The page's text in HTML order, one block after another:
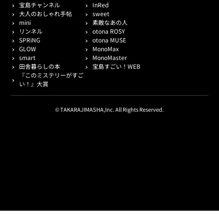
宝島チャンネル
InRed
大人のおしゃれ手帖
sweet
mini
素敵なあの人
リンネル
otona ROSY
SPRiNG
otona MUSE
GLOW
MonoMax
smart
MonoMaster
田舎暮らしの本
宝島すごい！WEB
『このミステリーがすご
い！』大賞
© TAKARAJIMASHA,Inc. All Rights Reserved.